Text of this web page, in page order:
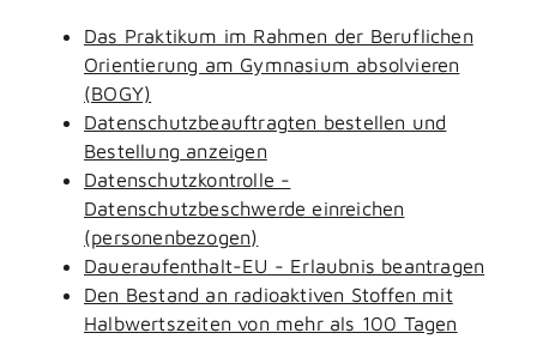
Das Praktikum im Rahmen der Beruflichen
Orientierung am Gymnasium absolvieren
(BOGY)
Datenschutzbeauftragten bestellen und
Bestellung anzeigen
Datenschutzkontrolle -
Datenschutzbeschwerde einreichen
(personenbezogen)
Daueraufenthalt-EU - Erlaubnis beantragen
Den Bestand an radioaktiven Stoffen mit
Halbwertszeiten von mehr als 100 Tagen